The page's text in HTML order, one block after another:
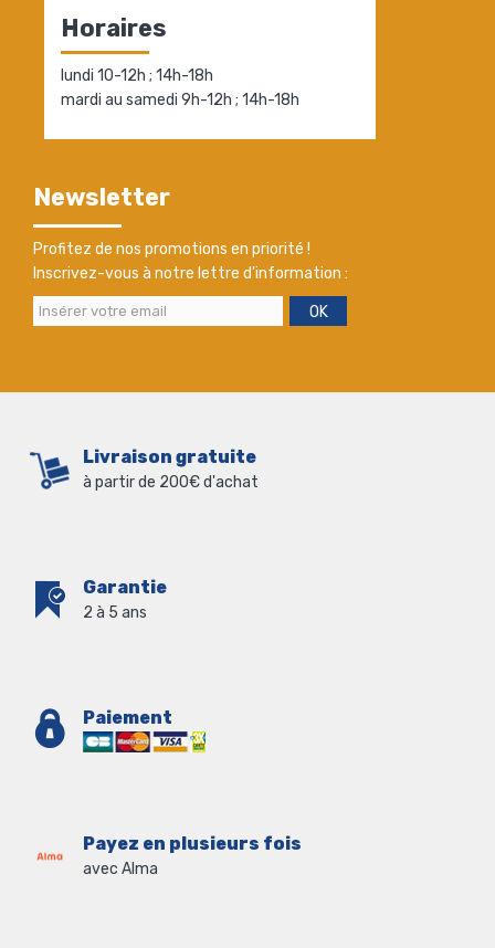
Horaires
lundi 10-12h ; 14h-18h
mardi au samedi 9h-12h ; 14h-18h
Newsletter
Profitez de nos promotions en priorité !
Inscrivez-vous à notre lettre d'information :
OK
Livraison gratuite
à partir de 200€ d'achat
Garantie
2 à 5 ans
Paiement
Payez en plusieurs fois
avec Alma